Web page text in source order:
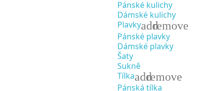
Pánské kulichy
Dámské kulichy
Plavkyaddremove
Pánské plavky
Dámské plavky
Šaty
Sukně
Tílkaaddremove
Pánská tílka